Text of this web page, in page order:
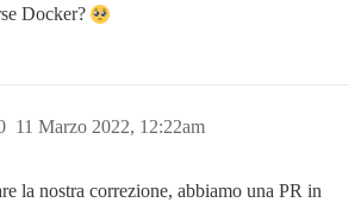
Docker?
11 Marzo 2022, 12:22am
la nostra correzione, abbiamo una PR in